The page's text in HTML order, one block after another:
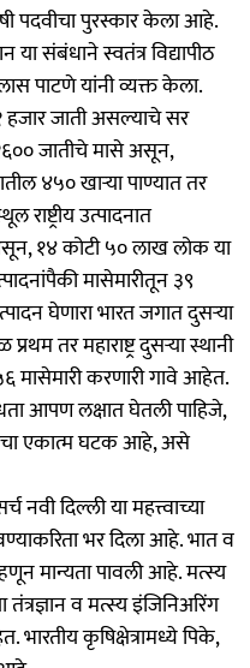
पदवीचा पुरस्कार केला आहे.
या संबंधाने स्वतंत्र विद्यापीठ
पाटणे यांनी व्यक्त केला.
जाती असल्याचे सर
जातीचे मासे असून,
४५० खाऱ्या पाण्यात तर
राष्ट्रीय उत्पादनात
१४ कोटी ५० लाख लोक या
मासेमारीतून ३९
घेणारा भारत जगात दुसऱ्या
तर महाराष्ट्र दुसऱ्या स्थानी
मासेमारी करणारी गावे आहेत.
आपण लक्षात घेतली पाहिजे,
एकात्म घटक आहे, असे
दिल्ली या महत्त्वाच्या
भर दिला आहे. भात व
मान्यता पावली आहे. मत्स्य
व मत्स्य इंजिनिअरिंग
भारतीय कृषिक्षेत्रामध्ये पिके,